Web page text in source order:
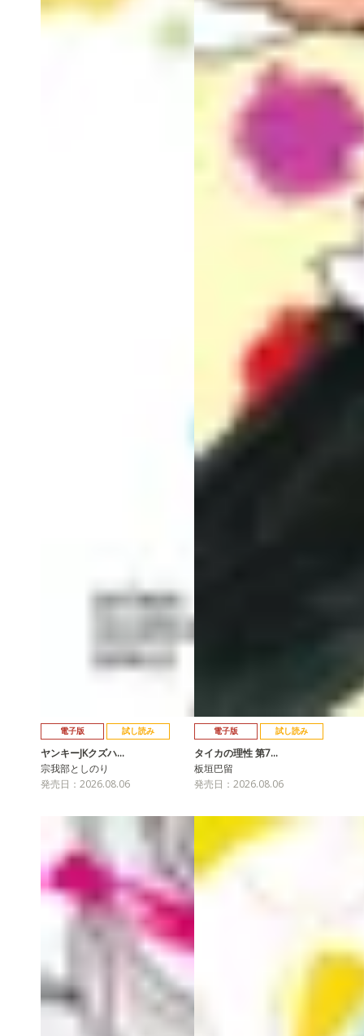
電子版 試し読み
ヤンキーJKクズハ…
宗我部としのり
発売日：2026.08.06
電子版 試し読み
タイカの理性 第7…
板垣巴留
発売日：2026.08.06